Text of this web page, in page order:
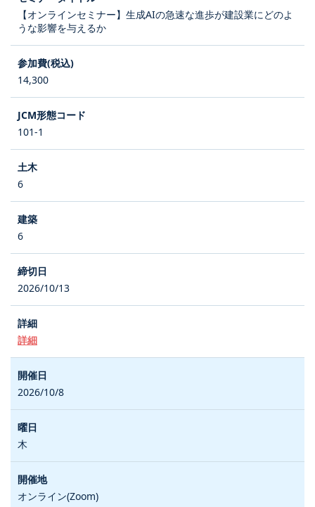
【オンラインセミナー】生成AIの急速な進歩が建設業にどのよ
うな影響を与えるか
14,300
101-1
6
6
2026/10/13
詳細
2026/10/8
木
オンライン(Zoom)